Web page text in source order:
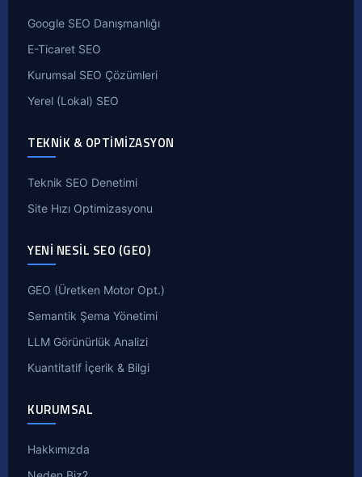
Google SEO Danışmanlığı
E-Ticaret SEO
Kurumsal SEO Çözümleri
Yerel (Lokal) SEO
TEKNIK & OPTIMIZASYON
Teknik SEO Denetimi
Site Hızı Optimizasyonu
YENI NESIL SEO (GEO)
GEO (Üretken Motor Opt.)
Semantik Şema Yönetimi
LLM Görünürlük Analizi
Kuantitatif İçerik & Bilgi
KURUMSAL
Hakkımızda